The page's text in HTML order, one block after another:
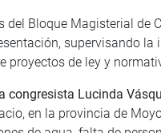
del Bloque Magisterial de
supervisando
proyectos de ley y
congresista Lucinda
en la provincia de